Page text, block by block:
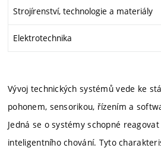
Strojírenství, technologie a materiály
Elektrotechnika
Vývoj technických systémů vede ke
pohonem, sensorikou, řízením a
Jedná se o systémy schopné
inteligentního chování. Tyto